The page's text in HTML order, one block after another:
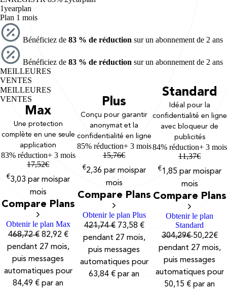
1yearplan
Plan 1 mois
Bénéficiez de 83 % de réduction sur un abonnement de 2 ans
Bénéficiez de 83 % de réduction sur un abonnement de 2 ans
MEILLEURES
VENTES
MEILLEURES
VENTES
Max
Une protection
complète en une seule
application
83% réduction+ 3 mois
17,52€
€3,03 par moispar
mois
Compare Plans
Obtenir le plan Max
468,72 €82,92 €
pendant 27 mois,
puis messages
automatiques pour
84,49 € par an
Plus
Conçu pour garantir
anonymat et la
confidentialité en ligne
85% réduction+ 3 mois
15,76€
€2,36 par moispar
mois
Compare Plans
Obtenir le plan Plus
421,74 €73,58 €
pendant 27 mois,
puis messages
automatiques pour
63,84 € par an
Standard
Idéal pour la
confidentialité en ligne
avec bloqueur de
publicités
84% réduction+ 3 mois
11,37€
€1,85 par moispar
mois
Compare Plans
Obtenir le plan
Standard
304,29€50,22€
pendant 27 mois,
puis messages
automatiques pour
50,15 € par an